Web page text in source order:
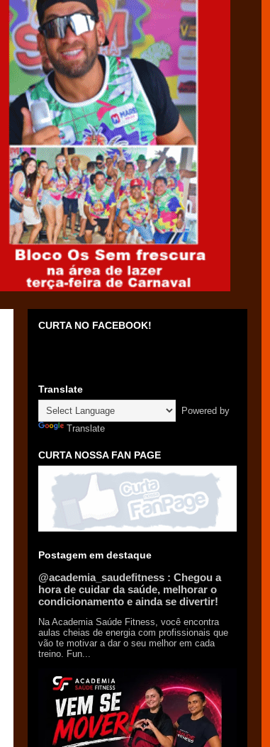
CURTA NO FACEBOOK!
Translate
Powered by
Translate
CURTA NOSSA FAN PAGE
Postagem em destaque
@academia_saudefitness : Chegou a
hora de cuidar da saúde, melhorar o
condicionamento e ainda se divertir!
Na Academia Saúde Fitness, você encontra
aulas cheias de energia com profissionais que
vão te motivar a dar o seu melhor em cada
treino. Fun...